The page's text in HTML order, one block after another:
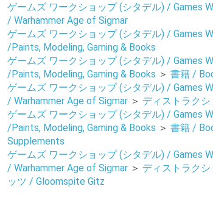
ゲームズ ワークショップ (シタデル) / Games
/ Warhammer Age of Sigmar
ゲームズ ワークショップ (シタデル) / Games
/Paints, Modeling, Gaming & Books
ゲームズ ワークショップ (シタデル) / Games
/Paints, Modeling, Gaming & Books ＞ 書籍 /
ゲームズ ワークショップ (シタデル) / Games
/ Warhammer Age of Sigmar ＞ ディストラク
ゲームズ ワークショップ (シタデル) / Games
/Paints, Modeling, Gaming & Books ＞ 書籍 /
Supplements
ゲームズ ワークショップ (シタデル) / Games
/ Warhammer Age of Sigmar ＞ ディストラク
ッツ / Gloomspite Gitz